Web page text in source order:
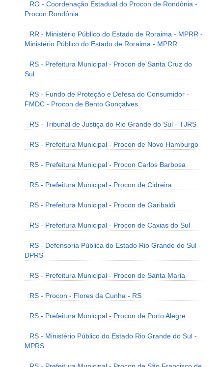
RO - Coordenação Estadual do Procon de Rondônia -
Procon Rondônia
RR - Ministério Público do Estado de Roraima - MPRR -
Ministério Público do Estado de Roraima - MPRR
RS - Prefeitura Municipal - Procon de Santa Cruz do
Sul
RS - Fundo de Proteção e Defesa do Consumidor -
FMDC - Procon de Bento Gonçalves
RS - Tribunal de Justiça do Rio Grande do Sul - TJRS
RS - Prefeitura Municipal - Procon de Novo Hamburgo
RS - Prefeitura Municipal - Procon Carlos Barbosa
RS - Prefeitura Municipal - Procon de Cidreira
RS - Prefeitura Municipal - Procon de Garibaldi
RS - Prefeitura Municipal - Procon de Caxias do Sul
RS - Defensoria Pública do Estado Rio Grande do Sul -
DPRS
RS - Prefeitura Municipal - Procon de Santa Maria
RS - Procon - Flores da Cunha - RS
RS - Prefeitura Municipal - Procon de Porto Alegre
RS - Ministério Público do Estado Rio Grande do Sul -
MPRS